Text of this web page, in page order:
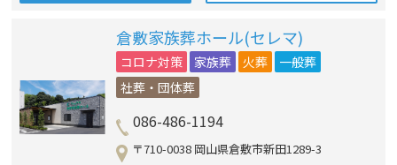
倉敷家族葬ホール(セレマ)
コロナ対策 家族葬 火葬
一般葬
社葬・団体葬
086-486-1194
〒710-0038 岡山県倉敷市新田1289-3